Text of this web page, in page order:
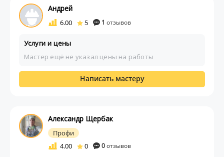
Андрей
6.00 5 1 отзывов
Услуги и цены
Мастер ещё не указал цены на работы
Написать мастеру
Александр Щербак
Профи
4.00
0 0отзывов